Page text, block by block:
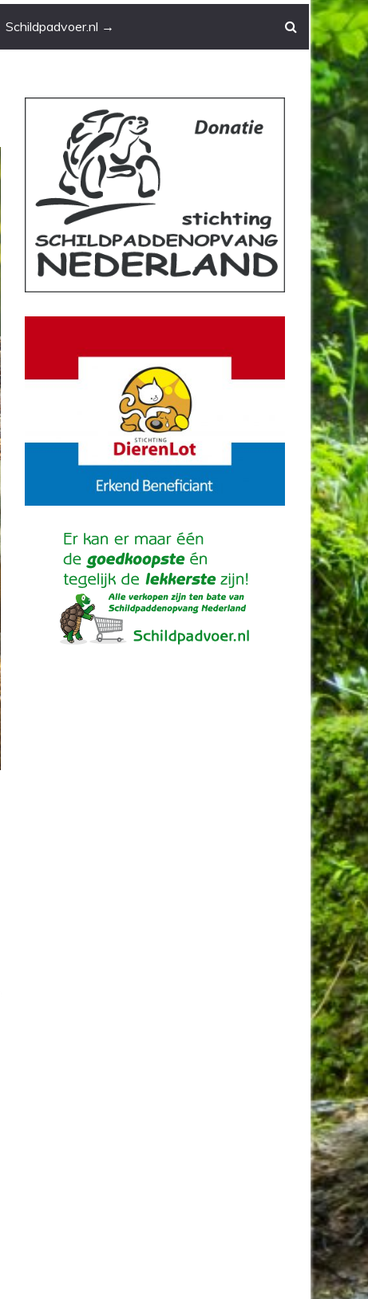
Schildpadvoer.nl →